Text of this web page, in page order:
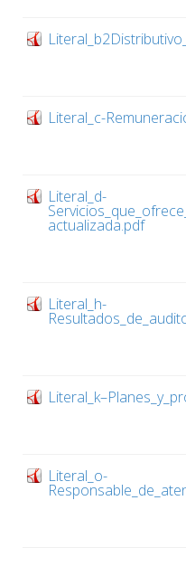
Literal_c-
Literal_d-
actualizada.pdf
Literal_h-
Literal_o-